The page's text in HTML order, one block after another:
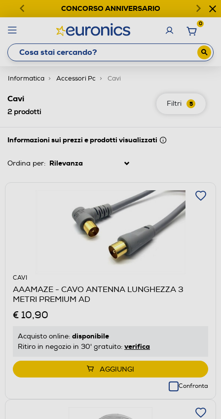
CONCORSO ANNIVERSARIO
0
Informatica Accessori Pc Cavi
Filtri 5
Cavi
2prodotti
Informazioni sui prezzi e prodotti visualizzati
Ordina per:
CAVI
AAAMAZE - CAVO ANTENNA LUNGHEZZA 3
METRI PREMIUM AD
€ 10,90
Acquisto online: disponibile
Ritiro in negozio in 30' gratuito: verifica
AGGIUNGI
Confronta